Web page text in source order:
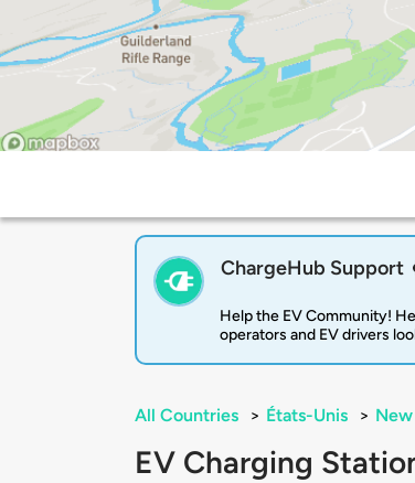
ChargeHub Support
Help the EV Community!
operators and EV drivers
All Countries > États-Unis >
EV Charging